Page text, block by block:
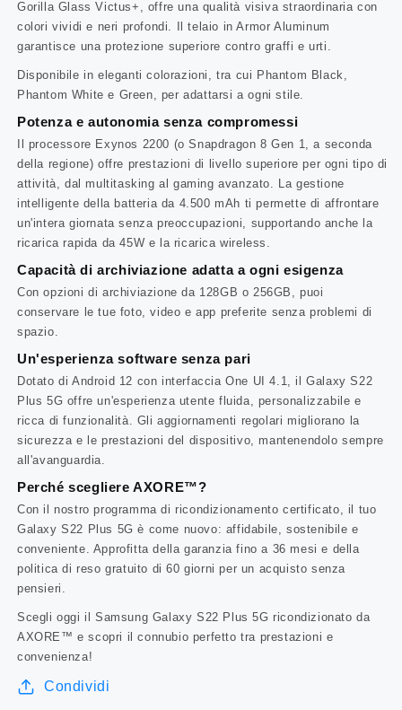
Gorilla Glass Victus+, offre una qualità visiva straordinaria con
colori vividi e neri profondi. Il telaio in Armor Aluminum
garantisce una protezione superiore contro graffi e urti.
Disponibile in eleganti colorazioni, tra cui Phantom Black,
Phantom White e Green, per adattarsi a ogni stile.
Potenza e autonomia senza compromessi
Il processore Exynos 2200 (o Snapdragon 8 Gen 1, a seconda
della regione) offre prestazioni di livello superiore per ogni tipo di
attività, dal multitasking al gaming avanzato. La gestione
intelligente della batteria da 4.500 mAh ti permette di affrontare
un'intera giornata senza preoccupazioni, supportando anche la
ricarica rapida da 45W e la ricarica wireless.
Capacità di archiviazione adatta a ogni esigenza
Con opzioni di archiviazione da 128GB o 256GB, puoi
conservare le tue foto, video e app preferite senza problemi di
spazio.
Un'esperienza software senza pari
Dotato di Android 12 con interfaccia One UI 4.1, il Galaxy S22
Plus 5G offre un'esperienza utente fluida, personalizzabile e
ricca di funzionalità. Gli aggiornamenti regolari migliorano la
sicurezza e le prestazioni del dispositivo, mantenendolo sempre
all'avanguardia.
Perché scegliere AXORE™?
Con il nostro programma di ricondizionamento certificato, il tuo
Galaxy S22 Plus 5G è come nuovo: affidabile, sostenibile e
conveniente. Approfitta della garanzia fino a 36 mesi e della
politica di reso gratuito di 60 giorni per un acquisto senza
pensieri.
Scegli oggi il Samsung Galaxy S22 Plus 5G ricondizionato da
AXORE™ e scopri il connubio perfetto tra prestazioni e
convenienza!
Condividi